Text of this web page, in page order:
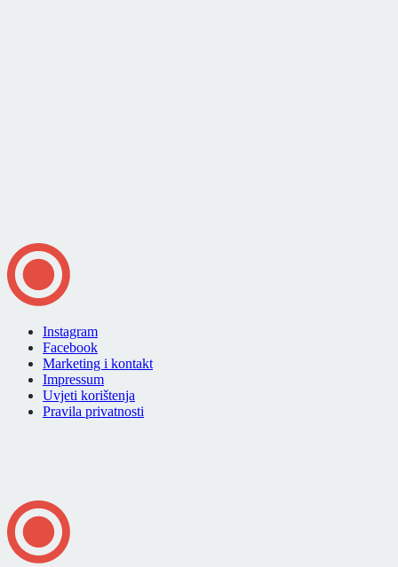
Instagram
Facebook
Marketing i kontakt
Impressum
Uvjeti korištenja
Pravila privatnosti